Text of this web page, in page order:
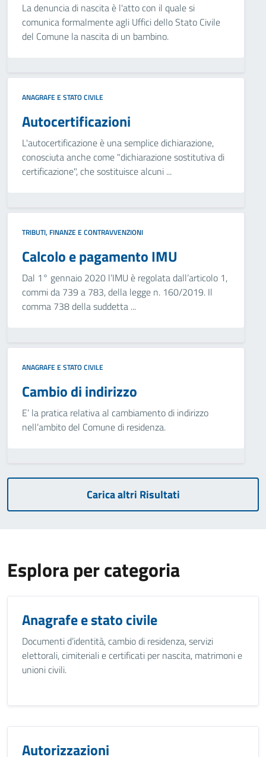
La denuncia di nascita è l'atto con il quale si
comunica formalmente agli Uffici dello Stato Civile
del Comune la nascita di un bambino.
ANAGRAFE E STATO CIVILE
Autocertificazioni
L'autocertificazione è una semplice dichiarazione,
conosciuta anche come "dichiarazione sostitutiva di
certificazione", che sostituisce alcuni ...
TRIBUTI, FINANZE E CONTRAVVENZIONI
Calcolo e pagamento IMU
Dal 1° gennaio 2020 l’IMU è regolata dall’articolo 1,
commi da 739 a 783, della legge n. 160/2019. Il
comma 738 della suddetta ...
ANAGRAFE E STATO CIVILE
Cambio di indirizzo
E’ la pratica relativa al cambiamento di indirizzo
nell’ambito del Comune di residenza.
Carica altri Risultati
Esplora per categoria
Anagrafe e stato civile
Documenti d’identità, cambio di residenza, servizi
elettorali, cimiteriali e certificati per nascita, matrimoni e
unioni civili.
Autorizzazioni